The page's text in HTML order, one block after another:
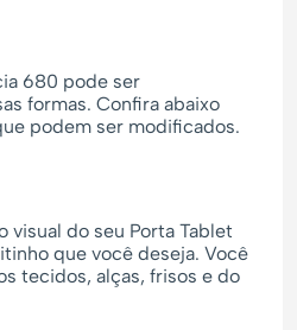
680 pode ser
formas. Confira abaixo
podem ser modificados.
do seu Porta Tablet
que você deseja. Você
tecidos, alças, frisos e do